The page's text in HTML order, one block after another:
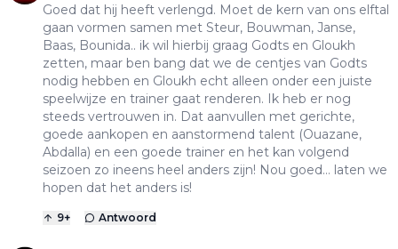
Goed dat hij heeft verlengd. Moet de kern van ons elftal
gaan vormen samen met Steur, Bouwman, Janse,
Baas, Bounida.. ik wil hierbij graag Godts en Gloukh
zetten, maar ben bang dat we de centjes van Godts
nodig hebben en Gloukh echt alleen onder een juiste
speelwijze en trainer gaat renderen. Ik heb er nog
steeds vertrouwen in. Dat aanvullen met gerichte,
goede aankopen en aanstormend talent (Ouazane,
Abdalla) en een goede trainer en het kan volgend
seizoen zo ineens heel anders zijn! Nou goed… laten we
hopen dat het anders is!
9+ Antwoord